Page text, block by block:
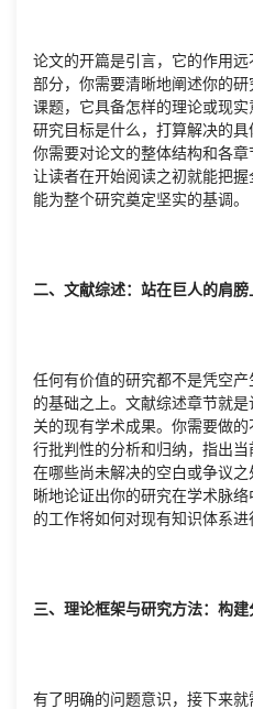
论文的开篇是引言，它的作用
部分，你需要清晰地阐述你的
课题，它具备怎样的理论或现
研究目标是什么，打算解决的具
你需要对论文的整体结构和各章
让读者在开始阅读之初就能把
能为整个研究奠定坚实的基调。
二、文献综述：站在巨人的肩膀
任何有价值的研究都不是凭空
的基础之上。文献综述章节就
关的现有学术成果。你需要做
行批判性的分析和归纳，指出
在哪些尚未解决的空白或争议
晰地论证出你的研究在学术脉
的工作将如何对现有知识体系进
三、理论框架与研究方法：构建
有了明确的问题意识，接下来就